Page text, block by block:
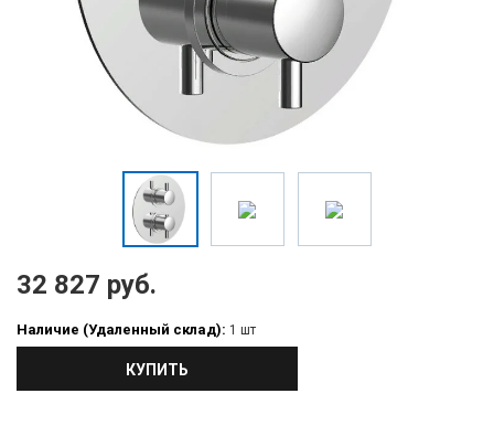
32 827 руб.
Наличие (Удаленный склад): 1 шт
КУПИТЬ